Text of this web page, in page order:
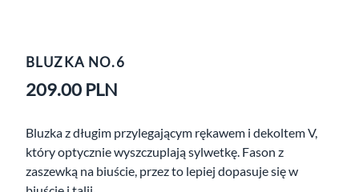
BLUZKA NO.6
209.00 PLN
Bluzka z długim przylegającym rękawem i dekoltem V,
który optycznie wyszczuplają sylwetkę. Fason z
zaszewką na biuście, przez to lepiej dopasuje się w